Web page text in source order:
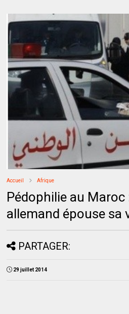
Accueil Afrique
Pédophilie au
allemand épouse sa
PARTAGER:
29 juillet 2014